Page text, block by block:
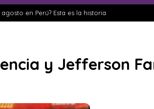
en Perú? Esta es la historia
y Jefferson